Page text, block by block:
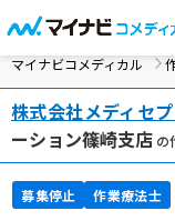
マイナビコメディカル
株式会社メディセ
ーション篠崎支店 の
募集停止 作業療法士